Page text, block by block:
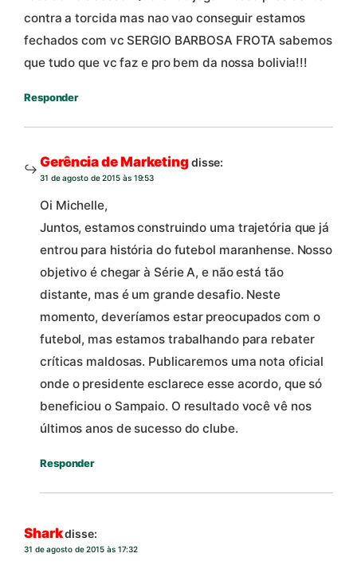
contra a torcida mas nao vao conseguir estamos
fechados com vc SERGIO BARBOSA FROTA sabemos
que tudo que vc faz e pro bem da nossa bolivia!!!
Responder
Gerência de Marketingdisse:
31 de agosto de 2015 às 19:53
Oi Michelle,
Juntos, estamos construindo uma trajetória que já
entrou para história do futebol maranhense. Nosso
objetivo é chegar à Série A, e não está tão
distante, mas é um grande desafio. Neste
momento, deveríamos estar preocupados com o
futebol, mas estamos trabalhando para rebater
críticas maldosas. Publicaremos uma nota oficial
onde o presidente esclarece esse acordo, que só
beneficiou o Sampaio. O resultado você vê nos
últimos anos de sucesso do clube.
Responder
Sharkdisse:
31 de agosto de 2015 às 17:32